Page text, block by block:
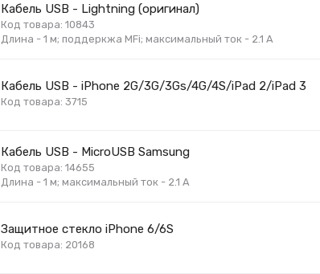
Кабель USB - Lightning (оригинал)
Код товара: 10843
Длина - 1 м; поддеркжа MFi; максимальный ток - 2.1 А
Кабель USB - iPhone 2G/3G/3Gs/4G/4S/iPad 2/iPad 3
Код товара: 3715
Кабель USB - MicroUSB Samsung
Код товара: 14655
Длина - 1 м; максимальный ток - 2.1 А
Защитное стекло iPhone 6/6S
Код товара: 20168